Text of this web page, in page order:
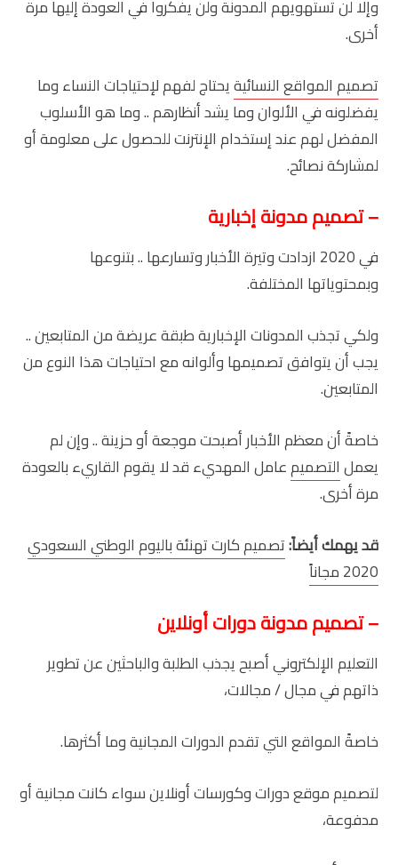
وإلا لن تستهويهم المدونة ولن يفكروا في العودة إليها مرة
أخرى.
تصميم المواقع النسائيةيحتاج لفهم لإحتياجات النساء وما
يفضلونه في الألوان وما يشد أنظارهم .. وما هو الأسلوب
المفضل لهم عند إستخدام الإنترنت للحصول على معلومة أو
لمشاركة نصائح.
– تصميم مدونة إخبارية
في 2020 ازدادت وتيرة الأخبار وتسارعها .. بتنوعها
وبمحتوياتها المختلفة.
ولكي تجذب المدونات الإخبارية طبقة عريضة من المتابعين ..
يجب أن يتوافق تصميمها وألوانه مع احتياجات هذا النوع من
المتابعين.
خاصةً أن معظم الأخبار أصبحت موجعة أو حزينة .. وإن لم
يعملالتصميمعامل المهديء قد لا يقوم القاريء بالعودة
مرة أخرى.
قد يهمك أيضاً:تصميم كارت تهنئة باليوم الوطني السعودي
2020 مجاناً
– تصميم مدونة دورات أونلاين
التعليم الإلكتروني أصبح يجذب الطلبة والباحثين عن تطوير
ذاتهم في مجال / مجالات،
خاصةً المواقع التي تقدم الدورات المجانية وما أكثرها.
لتصميم موقع دورات وكورسات أونلاين سواء كانت مجانية أو
مدفوعة،